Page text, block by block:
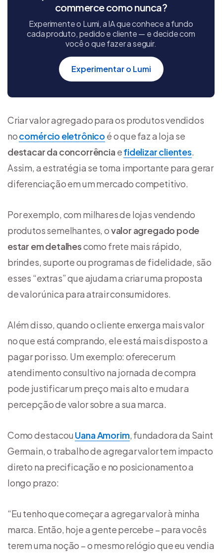
commerce como nunca?
Experimente o Lumi, a IA que conhece a fundo
cada produto, pedido e cliente — e decide com
você o que fazer a seguir.
Experimentar o Lumi
Criar valor agregado para os produtos vendidos
nocomércio eletrônico é o que faz a loja se
destacar da concorrência efidelizar clientes.
Assim, a estratégia se torna importante para gerar
diferenciação em um mercado competitivo.
Por exemplo, com milhares de lojas vendendo
produtos semelhantes, ovalor agregado pode
estar em detalhescomo frete mais rápido,
brindes, suporte ou programas de fidelidade, são
esses “extras” que ajudam a criar uma proposta
de valor única para atrair consumidores.
Além disso, quando o cliente enxerga mais valor
no que está comprando, ele está mais disposto a
pagar por isso. Um exemplo: oferecer um
atendimento consultivo na jornada de compra
pode justificar um preço mais alto e mudar a
percepção de valor sobre a sua marca.
Como destacou Uana Amorim, fundadora da Saint
Germain, o trabalho de agregar valor tem impacto
direto na precificação e no posicionamento a
longo prazo:
“Eu tenho que começar a agregar valor à minha
marca. Então, hoje a gente percebe – para vocês
terem uma noção – o mesmo relógio que eu vendia